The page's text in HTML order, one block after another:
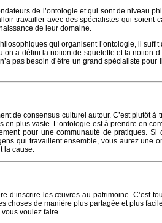
de l’ontologie et qui sont de niveau
travailler avec des spécialistes qui soient
de leur domaine.
qui organisent l’ontologie, il
a défini la notion de squelette et la notion
pas besoin d’être un grand spécialiste pour
de consensus culturel autour. C’est plutôt à
plus vaste. L’ontologie est à prendre en
pour une communauté de pratiques. Si
qui travaillent ensemble, vous aurez une
la cause.
d’inscrire les œuvres au patrimoine. C’est
choses de manière plus partagée et plus
voulez faire.